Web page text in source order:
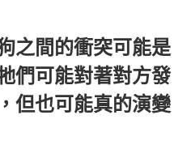
之間的衝突可能是
們可能對著對方發
但也可能真的演變